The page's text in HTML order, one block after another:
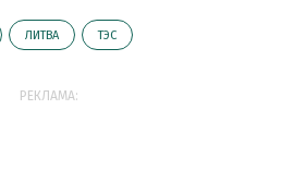
ЛИТВА ТЭС
РЕКЛАМА: